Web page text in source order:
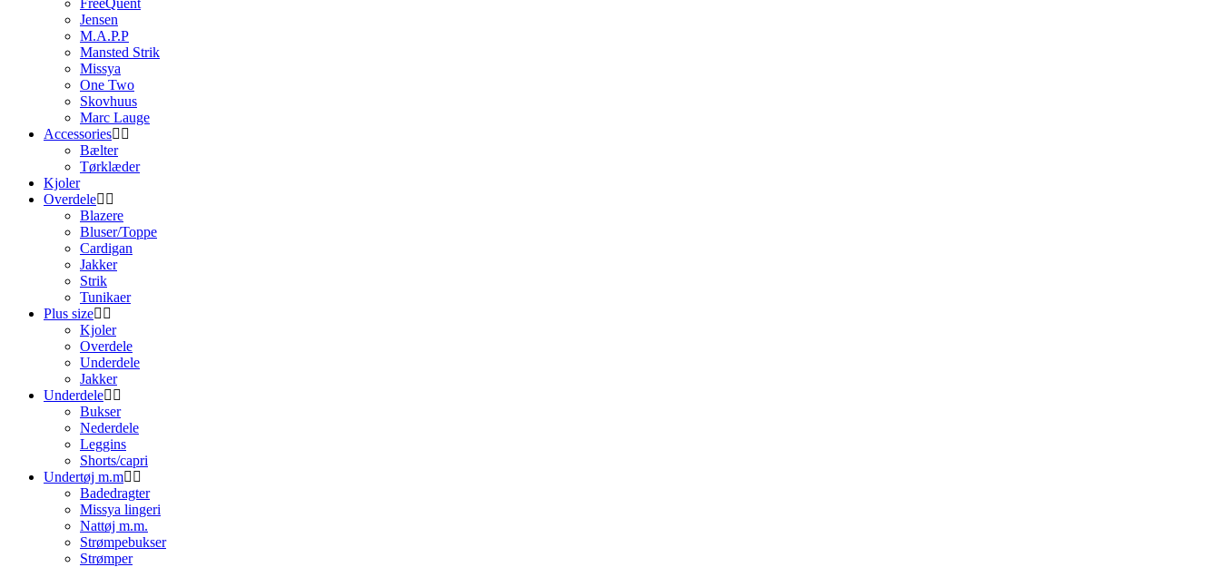
FreeQuent
Jensen
M.A.P.P
Mansted Strik
Missya
One Two
Skovhuus
Marc Lauge
Accessories
Bælter
Tørklæder
Kjoler
Overdele
Blazere
Bluser/Toppe
Cardigan
Jakker
Strik
Tunikaer
Plus size
Kjoler
Overdele
Underdele
Jakker
Underdele
Bukser
Nederdele
Leggins
Shorts/capri
Undertøj m.m
Badedragter
Missya lingeri
Nattøj m.m.
Strømpebukser
Strømper